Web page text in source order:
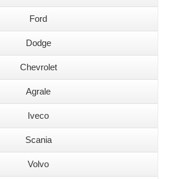
Ford
Dodge
Chevrolet
Agrale
Iveco
Scania
Volvo